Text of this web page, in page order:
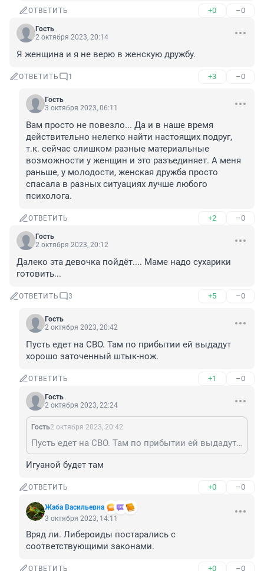
ОТВЕТИТЬ +0 –0
Гость
2 октября 2023, 20:14
Я женщина и я не верю в женскую дружбу.
ОТВЕТИТЬ 1 +3 –0
Гость
3 октября 2023, 06:11
Вам просто не повезло... Да и в наше время
действительно нелегко найти настоящих подруг,
т.к. сейчас слишком разные материальные
возможности у женщин и это разъединяет. А меня
раньше, у молодости, женская дружба просто
спасала в разных ситуациях лучше любого
психолога.
ОТВЕТИТЬ +2 –0
Гость
2 октября 2023, 20:12
Далеко эта девочка пойдёт.... Маме надо сухарики
готовить...
ОТВЕТИТЬ 3 +5 –0
Гость
2 октября 2023, 20:42
Пусть едет на СВО. Там по прибытии ей выдадут
хорошо заточенный штык-нож.
ОТВЕТИТЬ +1 –0
Гость
2 октября 2023, 22:24
Гость2 октября 2023, 20:42
Пусть едет на СВО. Там по прибытии ей выдадут хорошо заточенный штык-нож.
Игуаной будет там
ОТВЕТИТЬ +0 –0
Жаба Васильевна
3 октября 2023, 14:11
Вряд ли. Либероиды постарались с
соответствующими законами.
ОТВЕТИТЬ +0 –0